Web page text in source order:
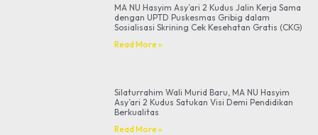
MA NU Hasyim Asy’ari 2 Kudus Jalin Kerja Sama
dengan UPTD Puskesmas Gribig dalam
Sosialisasi Skrining Cek Kesehatan Gratis (CKG)
Read More »
Silaturrahim Wali Murid Baru, MA NU Hasyim
Asy’ari 2 Kudus Satukan Visi Demi Pendidikan
Berkualitas
Read More »